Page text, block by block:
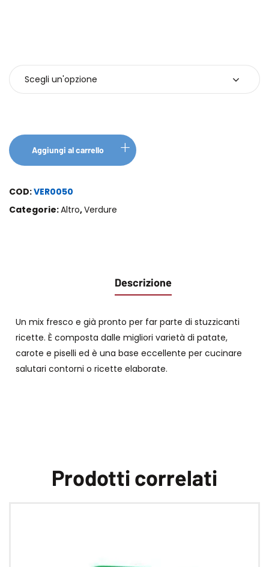
Aggiungi al carrello
COD:VER0050
Categorie:Altro,Verdure
Descrizione
Un mix fresco e già pronto per far parte di stuzzicanti
ricette. È composta dalle migliori varietà di patate,
carote e piselli ed è una base eccellente per cucinare
salutari contorni o ricette elaborate.
Prodotti correlati